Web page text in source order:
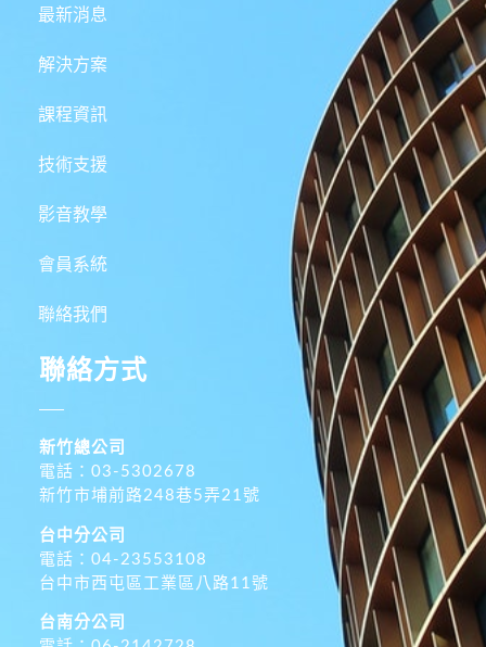
最新消息
解決方案
課程資訊
技術支援
影音教學
會員系統
聯絡我們
聯絡方式
新竹總公司
電話：03-5302678
新竹市埔前路248巷5弄21號
台中分公司
電話：04-23553108
台中市西屯區工業區八路11號
台南分公司